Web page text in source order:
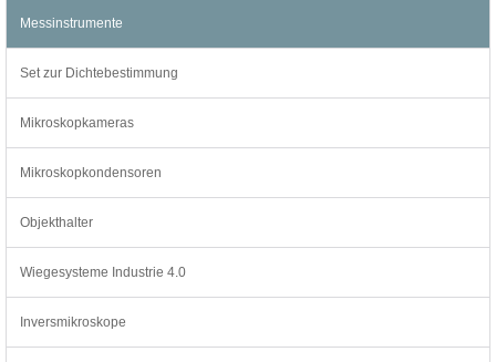
Messinstrumente
Set zur Dichtebestimmung
Mikroskopkameras
Mikroskopkondensoren
Objekthalter
Wiegesysteme Industrie 4.0
Inversmikroskope